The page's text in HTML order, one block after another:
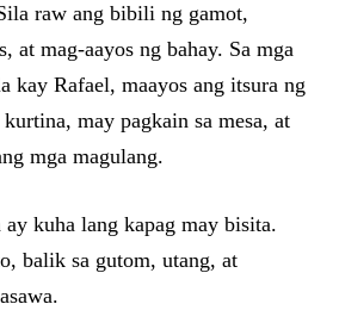
raw ang bibili ng gamot,
at mag-aayos ng bahay. Sa mga
kay Rafael, maayos ang itsura ng
may pagkain sa mesa, at
mga magulang.
kuha lang kapag may bisita.
balik sa gutom, utang, at